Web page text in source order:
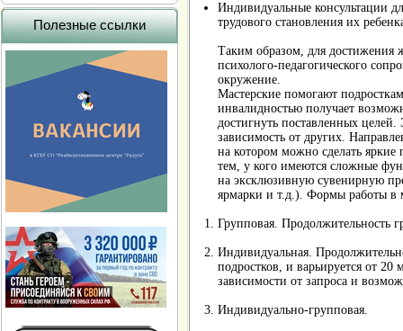
Полезные ссылки
Индивидуальные консультации
трудового становления их
Таким образом, для достижения
психолого-педагогического
окружение.
Мастерские помогают
инвалидностью получает
достигнуть поставленных целей.
зависимость от других.
на котором можно сделать
тем, у кого имеются сложные
на эксклюзивную сувенирную
ярмарки и т.д.). Формы работы в
Групповая. Продолжительность
Индивидуальная.
подростков, и варьируется от
зависимости от запроса и
Индивидуально-групповая.